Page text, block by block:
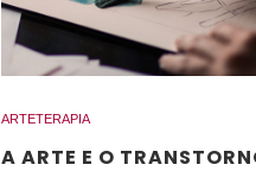
ARTETERAPIA
A ARTE E O